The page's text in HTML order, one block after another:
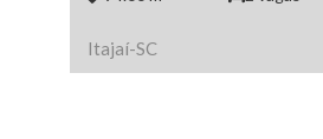
Itajaí-SC